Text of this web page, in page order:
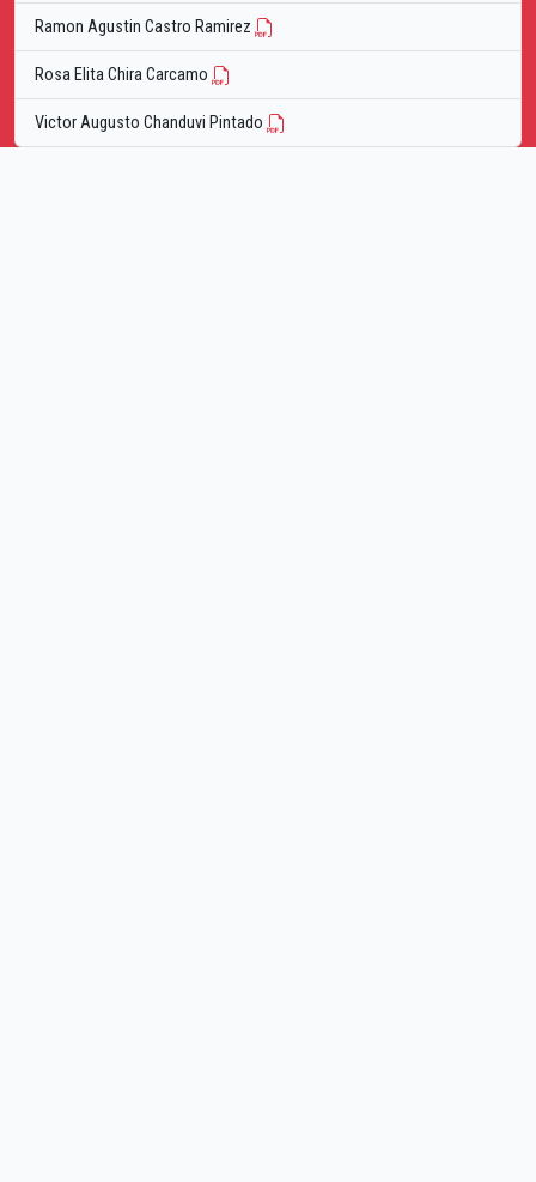
Ramon Agustin Castro Ramirez
Rosa Elita Chira Carcamo
Victor Augusto Chanduvi Pintado